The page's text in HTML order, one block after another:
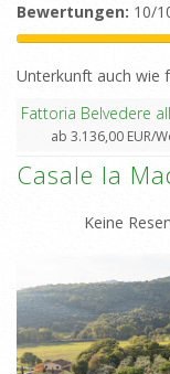
Bewertungen: 10/
Unterkunft auch wie
Fattoria Belvedere
ab 3.136,00 EUR/
Casale la
Keine